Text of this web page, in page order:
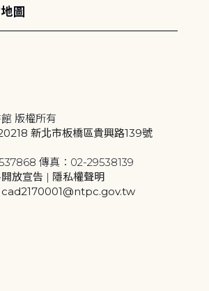
圖
版權所有
新北市板橋區貴興路139號
傳真：02-29538139
放宣告 | 隱私權聲明
cad2170001@ntpc.gov.tw